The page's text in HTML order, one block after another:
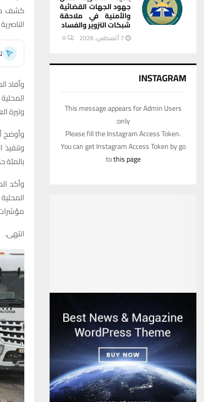
كشف
وأفاد
وتيرة
وأوضح
بالمئة
وأكد
مؤشرات
انتهى.
جهود الجهات القضائية
والأمنية في ملاحقة
شبكات التزوير والفساد
7 أغسطس، 2026 0
INSTAGRAM
This message appears for Admin Users
only:
Please fill the Instagram Access Token.
You can get Instagram Access Token by go
tothis page